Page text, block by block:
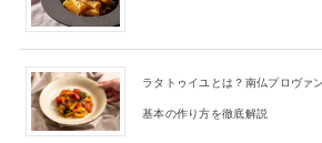
ラタトゥイユとは？南仏プロヴァ
基本の作り方を徹底解説